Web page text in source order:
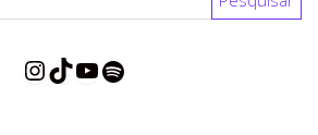
Instagram
TikTok
YouTube
Spotify